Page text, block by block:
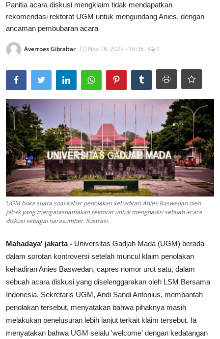
Redaksi
Olahraga
Nasional
Lainya
Panitia acara diskusi mengklaim tidak mendapatkan
rekomendasi rektorat UGM untuk mengundang Anies, dengan
ancaman pembubaran acara
Averroes Gibraltar Nov 18, 2023 - 16:36 0
UGM buka suara soal kabar penolakan kehadiran Anies Baswedan oleh
pihak yang mengatasnamakan rektorat untuk menghadiri sebuah acara
diskusi sebagai narasumber. Ilustrasi.
Mahadaya' jakarta - Universitas Gadjah Mada (UGM) berada
dalam sorotan kontroversi setelah muncul klaim penolakan
kehadiran Anies Baswedan, capres nomor urut satu, dalam
sebuah acara diskusi yang diselenggarakan oleh LSM Bersama
Indonesia. Sekretaris UGM, Andi Sandi Antonius, membantah
penolakan tersebut, menyatakan bahwa pihaknya masih
melakukan penelusuran lebih lanjut terkait klaim tersebut. Ia
menyatakan bahwa UGM selalu 'welcome' dengan kedatangan